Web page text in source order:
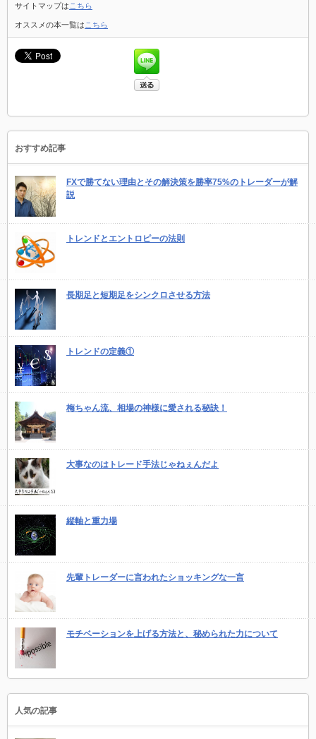
サイトマップは こちら
オススメの本一覧は こちら
おすすめ記事
FXで勝てない理由とその解決策を勝率75%のトレーダーが解
説
トレンドとエントロピーの法則
長期足と短期足をシンクロさせる方法
トレンドの定義①
梅ちゃん流、相場の神様に愛される秘訣！
大事なのはトレード手法じゃねぇんだよ
縦軸と重力場
先輩トレーダーに言われたショッキングな一言
モチベーションを上げる方法と、秘められた力について
人気の記事